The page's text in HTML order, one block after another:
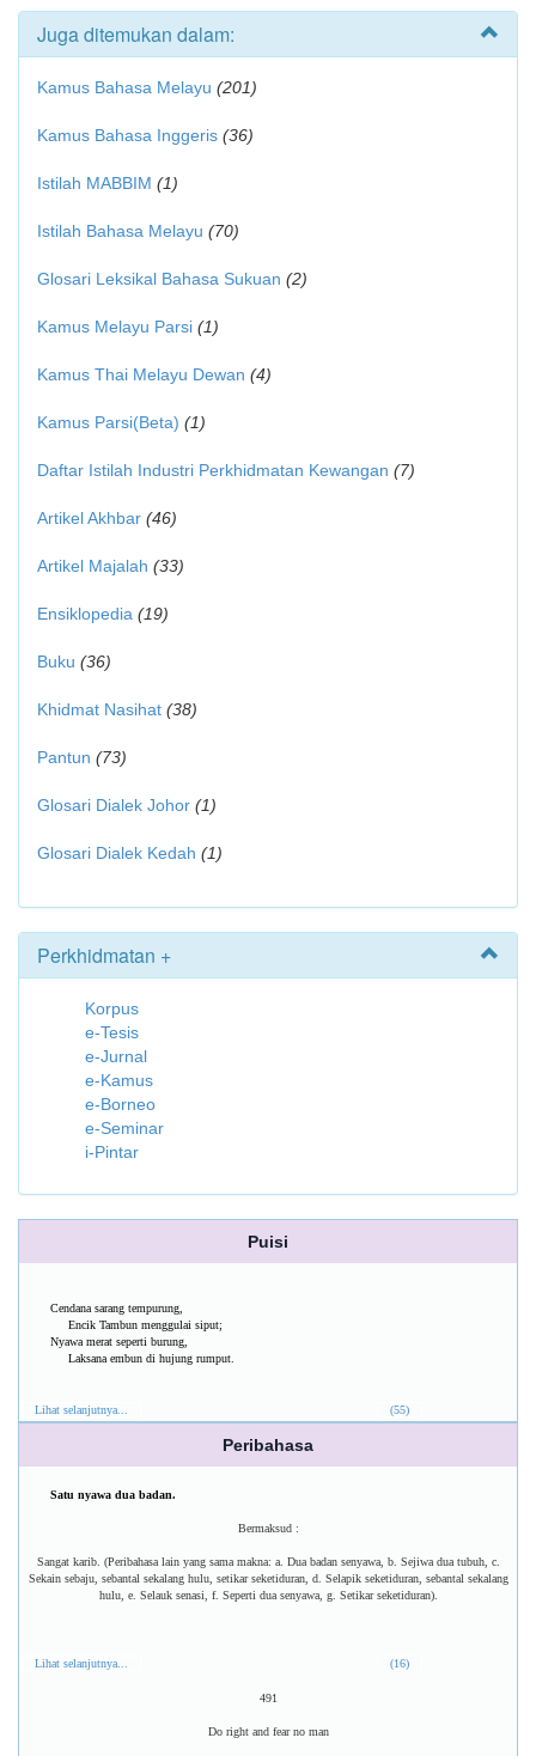
Juga ditemukan dalam:
Kamus Bahasa Melayu (201)
Kamus Bahasa Inggeris (36)
Istilah MABBIM (1)
Istilah Bahasa Melayu (70)
Glosari Leksikal Bahasa Sukuan (2)
Kamus Melayu Parsi (1)
Kamus Thai Melayu Dewan (4)
Kamus Parsi(Beta) (1)
Daftar Istilah Industri Perkhidmatan Kewangan (7)
Artikel Akhbar (46)
Artikel Majalah (33)
Ensiklopedia (19)
Buku (36)
Khidmat Nasihat (38)
Pantun (73)
Glosari Dialek Johor (1)
Glosari Dialek Kedah (1)
Perkhidmatan +
Korpus
e-Tesis
e-Jurnal
e-Kamus
e-Borneo
e-Seminar
i-Pintar
Puisi
Cendana sarang tempurung,
Encik Tambun menggulai siput;
Nyawa merat seperti burung,
Laksana embun di hujung rumput.
Lihat selanjutnya... (55)
Peribahasa
Satu nyawa dua badan.
Bermaksud :
Sangat karib. (Peribahasa lain yang sama makna: a. Dua badan senyawa, b. Sejiwa dua tubuh, c.
Sekain sebaju, sebantal sekalang hulu, setikar seketiduran, d. Selapik seketiduran, sebantal sekalang
hulu, e. Selauk senasi, f. Seperti dua senyawa, g. Setikar seketiduran).
Lihat selanjutnya... (16)
491
Do right and fear no man